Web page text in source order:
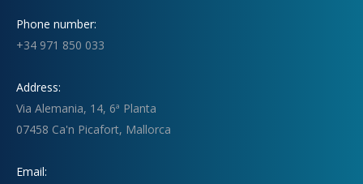
Phone number:
+34 971 850 033
Address:
Via Alemania, 14, 6ª Planta
07458 Ca'n Picafort, Mallorca
Email: